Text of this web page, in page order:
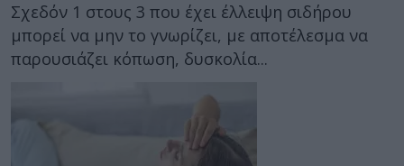
Σχεδόν 1 στους 3 που έχει έλλειψη σιδήρου
μπορεί να μην το γνωρίζει, με αποτέλεσμα να
παρουσιάζει κόπωση, δυσκολία...